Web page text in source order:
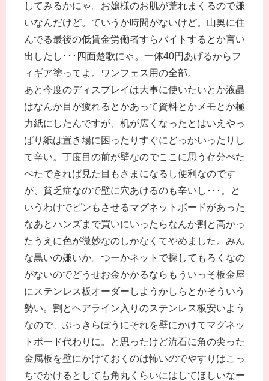
してみるかにゃ。お嬢様のお肌が荒れまくるので嫌
いなんだけど。ていうか時間がないけど。山奥に住
んでる最後の低賃金労働者すらバイトするとか言い
出したし･･･四面楚歌にゃ。一体40円あげるからフ
ィギア塗ってよ。ワンフェス用の全部。
あと今度のディスプレイは大事に使いたいとか液晶
はなんか目が疲れるとかあって資料とかメモとか極
力紙にしたんですが、机が広くなったとはいえやっ
ぱり紙は置き場に困ったりすぐにどっかいったりし
て辛い。丁度目の前が壁なのでここに思う存分ぺた
ぺたできれば見た目もさまになるし便利なのです
が、貧乏症なので壁に穴あけるのも辛いし･･･。と
いうわけでピンもさせるマグネットボードがあった
なあとハンズまで買いにいったらなんか割と高かっ
たうえに色が微妙なのしかなくてやめました。みん
な黒いの嫌いか。つーかネットで探してもろくなの
がないのでどうせお金かかるならもういっそ板金屋
にステンレス板オーダーしようかしらとかそういう
勢い。割とヘアライン入りのステンレス板安いよう
なので、ぶっきらぼうにそれを壁にかけてマグネッ
トボード代わりに。と思ったけど流石に角の尖った
金属板を壁にかけておくのは怖いのでやすりはこっ
ちでかけるとしても角丸くらいにはしてほしいなー